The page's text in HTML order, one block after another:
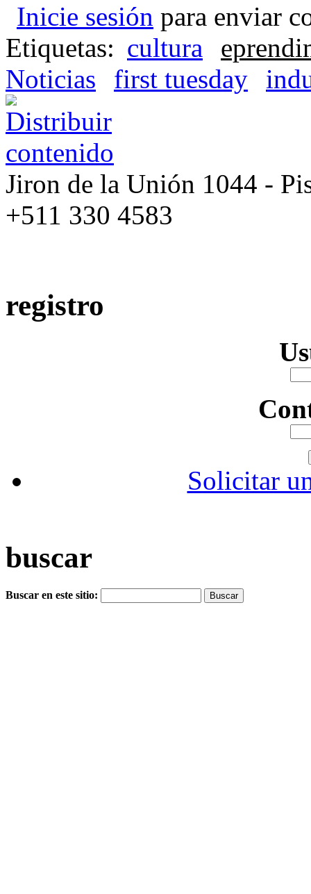
Inicie sesión para enviar
Etiquetas: cultura
Noticias
first tuesday
Jiron de la Unión 1044 -
+511 330 4583
registro
Solicitar
buscar
Buscar en este sitio: